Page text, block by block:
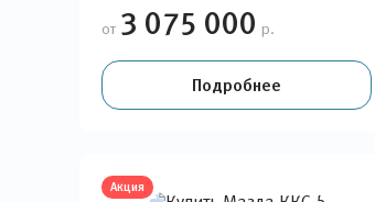
от 3 075 000 р.
Подробнее
Акция